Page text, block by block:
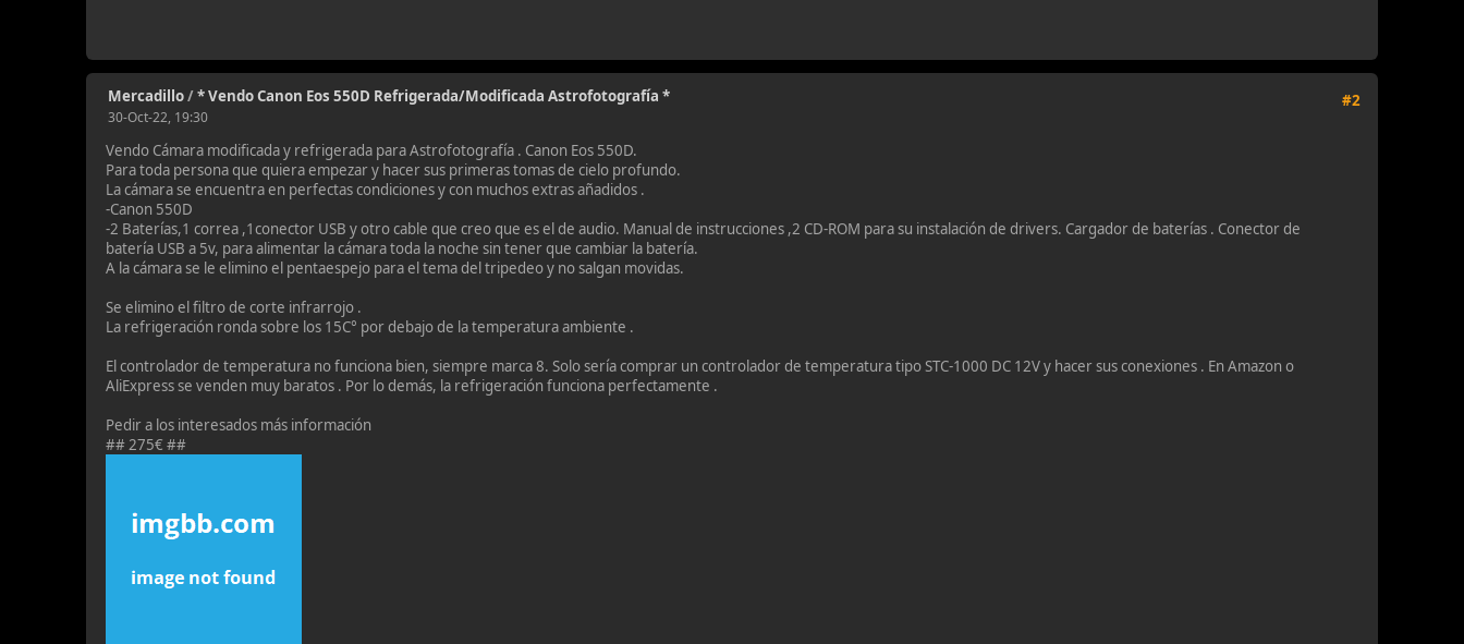
#2
Mercadillo/* Vendo Canon Eos 550D Refrigerada/Modificada Astrofotografía *
30-Oct-22, 19:30
Vendo Cámara modificada y refrigerada para Astrofotografía . Canon Eos 550D.
Para toda persona que quiera empezar y hacer sus primeras tomas de cielo profundo.
La cámara se encuentra en perfectas condiciones y con muchos extras añadidos .
-Canon 550D
-2 Baterías,1 correa ,1conector USB y otro cable que creo que es el de audio. Manual de instrucciones ,2 CD-ROM para su instalación de drivers. Cargador de baterías . Conector de
batería USB a 5v, para alimentar la cámara toda la noche sin tener que cambiar la batería.
A la cámara se le elimino el pentaespejo para el tema del tripedeo y no salgan movidas.
Se elimino el filtro de corte infrarrojo .
La refrigeración ronda sobre los 15C° por debajo de la temperatura ambiente .
El controlador de temperatura no funciona bien, siempre marca 8. Solo sería comprar un controlador de temperatura tipo STC-1000 DC 12V y hacer sus conexiones . En Amazon o
AliExpress se venden muy baratos . Por lo demás, la refrigeración funciona perfectamente .
Pedir a los interesados más información
## 275€ ##